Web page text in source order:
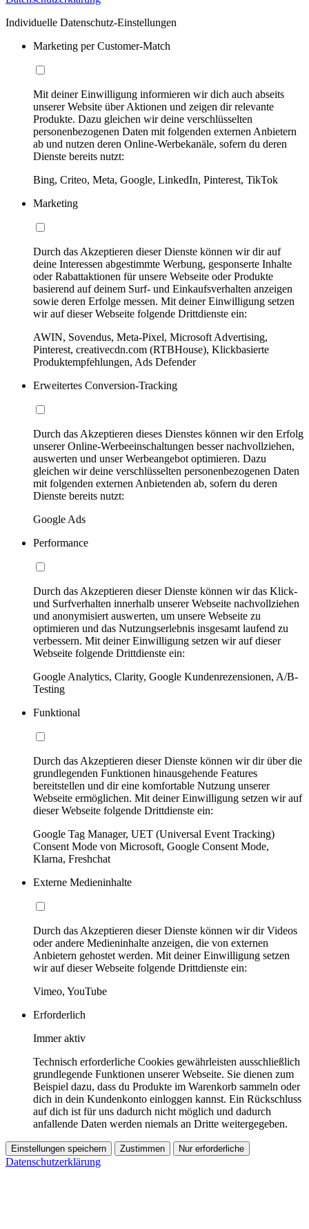
Individuelle Datenschutz-Einstellungen
Marketing per Customer-Match
Mit deiner Einwilligung informieren wir dich auch abseits
unserer Website über Aktionen und zeigen dir relevante
Produkte. Dazu gleichen wir deine verschlüsselten
personenbezogenen Daten mit folgenden externen Anbietern
ab und nutzen deren Online-Werbekanäle, sofern du deren
Dienste bereits nutzt:
Bing, Criteo, Meta, Google, LinkedIn, Pinterest, TikTok
Marketing
Durch das Akzeptieren dieser Dienste können wir dir auf
deine Interessen abgestimmte Werbung, gesponserte Inhalte
oder Rabattaktionen für unsere Webseite oder Produkte
basierend auf deinem Surf- und Einkaufsverhalten anzeigen
sowie deren Erfolge messen. Mit deiner Einwilligung setzen
wir auf dieser Webseite folgende Drittdienste ein:
AWIN, Sovendus, Meta-Pixel, Microsoft Advertising,
Pinterest, creativecdn.com (RTBHouse), Klickbasierte
Produktempfehlungen, Ads Defender
Erweitertes Conversion-Tracking
Durch das Akzeptieren dieses Dienstes können wir den Erfolg
unserer Online-Werbeeinschaltungen besser nachvollziehen,
auswerten und unser Werbeangebot optimieren. Dazu
gleichen wir deine verschlüsselten personenbezogenen Daten
mit folgenden externen Anbietenden ab, sofern du deren
Dienste bereits nutzt:
Google Ads
Performance
Durch das Akzeptieren dieser Dienste können wir das Klick-
und Surfverhalten innerhalb unserer Webseite nachvollziehen
und anonymisiert auswerten, um unsere Webseite zu
optimieren und das Nutzungserlebnis insgesamt laufend zu
verbessern. Mit deiner Einwilligung setzen wir auf dieser
Webseite folgende Drittdienste ein:
Google Analytics, Clarity, Google Kundenrezensionen, A/B-
Testing
Funktional
Durch das Akzeptieren dieser Dienste können wir dir über die
grundlegenden Funktionen hinausgehende Features
bereitstellen und dir eine komfortable Nutzung unserer
Webseite ermöglichen. Mit deiner Einwilligung setzen wir auf
dieser Webseite folgende Drittdienste ein:
Google Tag Manager, UET (Universal Event Tracking)
Consent Mode von Microsoft, Google Consent Mode,
Klarna, Freshchat
Externe Medieninhalte
Durch das Akzeptieren dieser Dienste können wir dir Videos
oder andere Medieninhalte anzeigen, die von externen
Anbietern gehostet werden. Mit deiner Einwilligung setzen
wir auf dieser Webseite folgende Drittdienste ein:
Vimeo, YouTube
Erforderlich
Immer aktiv
Technisch erforderliche Cookies gewährleisten ausschließlich
grundlegende Funktionen unserer Webseite. Sie dienen zum
Beispiel dazu, dass du Produkte im Warenkorb sammeln oder
dich in dein Kundenkonto einloggen kannst. Ein Rückschluss
auf dich ist für uns dadurch nicht möglich und dadurch
anfallende Daten werden niemals an Dritte weitergegeben.
Einstellungen speichern Zustimmen Nur erforderliche
Datenschutzerklärung